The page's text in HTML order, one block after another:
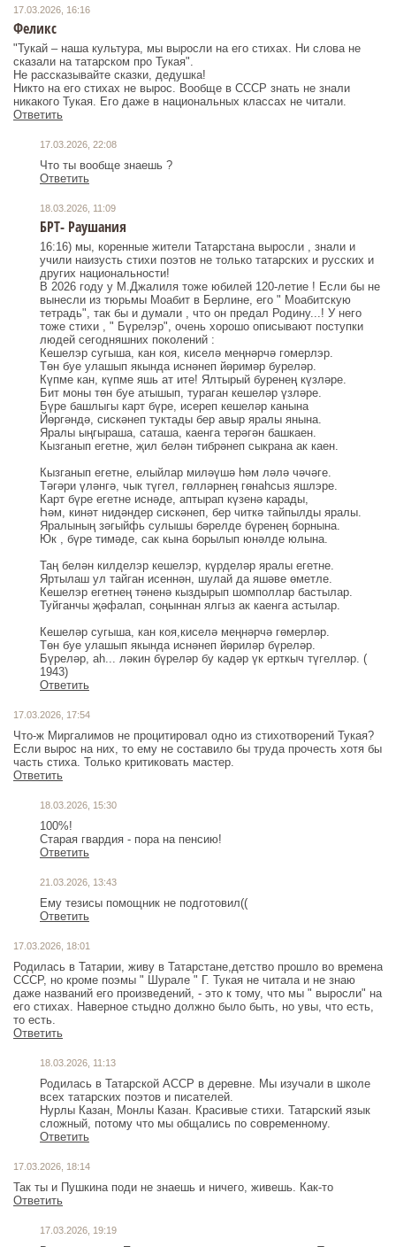
17.03.2026, 16:16
Феликс
"Тукай – наша культура, мы выросли на его стихах. Ни слова не
сказали на татарском про Тукая".
Не рассказывайте сказки, дедушка!
Никто на его стихах не вырос. Вообще в СССР знать не знали
никакого Тукая. Его даже в национальных классах не читали.
Ответить
17.03.2026, 22:08
Что ты вообще знаешь ?
Ответить
18.03.2026, 11:09
БРТ- Раушания
16:16) мы, коренные жители Татарстана выросли , знали и
учили наизусть стихи поэтов не только татарских и русских и
других национальности!
В 2026 году у М.Джалиля тоже юбилей 120-летие ! Если бы не
вынесли из тюрьмы Моабит в Берлине, его " Моабитскую
тетрадь", так бы и думали , что он предал Родину...! У него
тоже стихи , " Бүрелэр", очень хорошо описывают поступки
людей сегодняшних поколений :
Кешелэр сугыша, кан коя, киселә меңнәрчә гомерлэр.
Төн буе улашып якында иснәнеп йөримәр буреләр.
Күпме кан, күпме яшь ат ите! Ялтырый буренең күзләре.
Бит моны төн буе атышып, тураган кешеләр үзләре.
Бүре башлыгы карт бүре, исереп кешеләр канына
Йөргәндә, сискәнеп туктады бер авыр яралы янына.
Яралы ыңгыраша, саташа, каенга терәгән башкаен.
Кызганып егетне, җил белән тибрәнеп сыкрана ак каен.
Кызганып егетне, елыйлар миләүшә һәм ләлә чәчәге.
Тәгәри үләнгә, чык түгел, гөлләрнең гөнаһсыз яшлэре.
Карт бүре егетне иснәде, аптырап күзенә карады,
Һәм, кинәт нидәндер сискәнеп, бер читкә тайпылды яралы.
Яралының зәгыйфь сулышы бәрелде бүренең борнына.
Юк , бүре тимәде, сак кына борылып юнәлде юлына.
Таң белән килделэр кешелэр, күрделәр яралы егетне.
Яртылаш ул тайган исеннән, шулай да яшәве өметле.
Кешелэр егетнең тәненә кыздырып шомполлар бастылар.
Туйганчы җәфалап, соңыннан ялгыз ак каенга астылар.
Кешеләр сугыша, кан коя,киселә меңнәрчә гөмерләр.
Төн буе улашып якында иснәнеп йөриләр бүреләр.
Бүреләр, аһ... ләкин бүреләр бу кадәр үк ерткыч түгелләр. (
1943)
Ответить
17.03.2026, 17:54
Что-ж Миргалимов не процитировал одно из стихотворений Тукая?
Если вырос на них, то ему не составило бы труда прочесть хотя бы
часть стиха. Только критиковать мастер.
Ответить
18.03.2026, 15:30
100%!
Старая гвардия - пора на пенсию!
Ответить
21.03.2026, 13:43
Ему тезисы помощник не подготовил((
Ответить
17.03.2026, 18:01
Родилась в Татарии, живу в Татарстане,детство прошло во времена
СССР, но кроме поэмы " Шурале " Г. Тукая не читала и не знаю
даже названий его произведений, - это к тому, что мы " выросли" на
его стихах. Наверное стыдно должно было быть, но увы, что есть,
то есть.
Ответить
18.03.2026, 11:13
Родилась в Татарской АССР в деревне. Мы изучали в школе
всех татарских поэтов и писателей.
Нурлы Казан, Монлы Казан. Красивые стихи. Татарский язык
сложный, потому что мы общались по современному.
Ответить
17.03.2026, 18:14
Так ты и Пушкина поди не знаешь и ничего, живешь. Как-то
Ответить
17.03.2026, 19:19